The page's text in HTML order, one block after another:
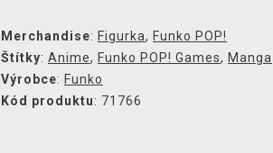
Merchandise: Figurka, Funko POP!
Štítky: Anime, Funko POP! Games, Manga
Výrobce: Funko
Kód produktu: 71766